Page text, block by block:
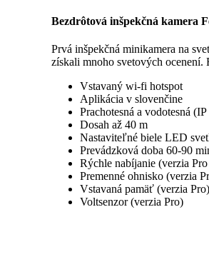
Bezdrôtová inšpekčná kamera
Prvá inšpekčná minikamera na
získali mnoho svetových ocenení.
Vstavaný wi-fi hotspot
Aplikácia v slovenčine
Prachotesná a vodotesná
Dosah až 40 m
Nastaviteľné biele LED
Prevádzková doba 60-90
Rýchle nabíjanie (verzia
Premenné ohnisko (verzia
Vstavaná pamäť (verzia Pro)
Voltsenzor (verzia Pro)